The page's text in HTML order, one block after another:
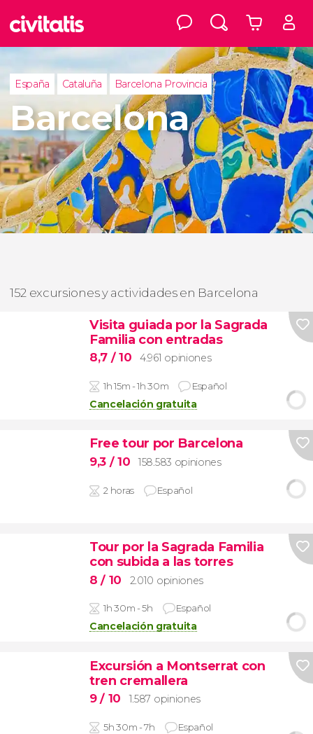
España Cataluña Barcelona Provincia
Barcelona
152 excursiones y actividades en Barcelona
Visita guiada por la Sagrada
Familia con entradas
8,7 / 10 4.961 opiniones
1h 15m - 1h 30m Español
Cancelación gratuita
Free tour por Barcelona
9,3 / 10 158.583 opiniones
2 horas Español
Tour por la Sagrada Familia
con subida a las torres
8/ 10 2.010 opiniones
1h 30m - 5h Español
Cancelación gratuita
Excursión a Montserrat con
tren cremallera
9/ 10 1.587 opiniones
5h 30m - 7h Español